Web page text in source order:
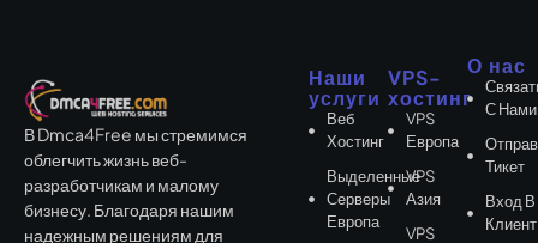
В Dmca4Free мы стремимся
облегчить жизнь веб-
разработчикам и малому
бизнесу. Благодаря нашим
надежным решениям для
Наши
услуги
Веб
Хостинг
Выделенные
Серверы
Европа
VPS-
хостинг
VPS
Европа
VPS
Азия
VPS
О нас
С Нами
Тикет
Вход В
Клиент